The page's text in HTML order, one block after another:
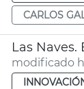
CARLOS
Las Naves.
modificado